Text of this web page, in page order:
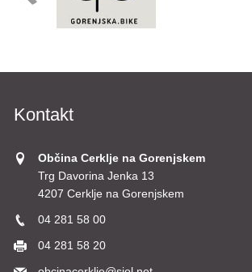
Kontakt
Občina Cerklje na Gorenjskem
Trg Davorina Jenka 13
4207 Cerklje na Gorenjskem
04 281 58 00
04 281 58 20